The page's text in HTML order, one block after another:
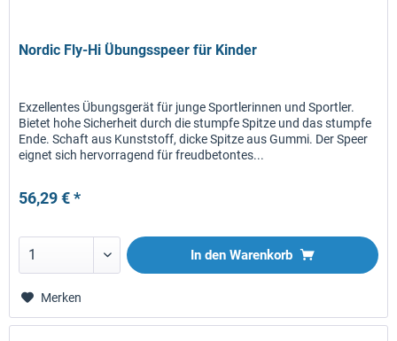
Nordic Fly-Hi Übungsspeer für Kinder
Exzellentes Übungsgerät für junge Sportlerinnen und Sportler.
Bietet hohe Sicherheit durch die stumpfe Spitze und das stumpfe
Ende. Schaft aus Kunststoff, dicke Spitze aus Gummi. Der Speer
eignet sich hervorragend für freudbetontes...
56,29 € *
In den Warenkorb
Merken